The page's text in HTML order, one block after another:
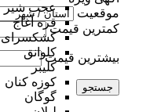
عجب شیر
قره آغاج
کشکسرای
کلوانق
کلیبر
کوزه کنان
گوگان
موقعیت
کمترین قیمت
بیشترین قیمت
جستجو